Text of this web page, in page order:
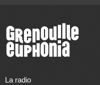
La radio